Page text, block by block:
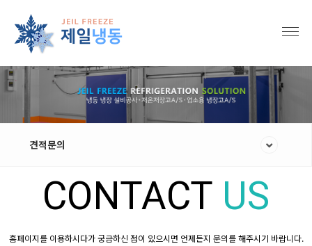
견적문의
CONTACT US
홈페이지를 이용하시다가 궁금하신 점이 있으시면 언제든지 문의를 해주시기 바랍니다.